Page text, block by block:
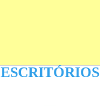
ESCRITÓRIOS